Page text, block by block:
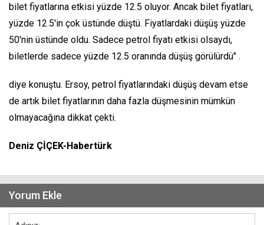
bilet fiyatlarına etkisi yüzde 12.5 oluyor. Ancak bilet fiyatları,
yüzde 12.5'in çok üstünde düştü. Fiyatlardaki düşüş yüzde
50'nin üstünde oldu. Sadece petrol fiyatı etkisi olsaydı,
biletlerde sadece yüzde 12.5 oranında düşüş görülürdü" .
diye konuştu. Ersoy, petrol fiyatlarındaki düşüş devam etse
de artık bilet fiyatlarının daha fazla düşmesinin mümkün
olmayacağına dikkat çekti.
Deniz ÇİÇEK-Habertürk
Yorum Ekle